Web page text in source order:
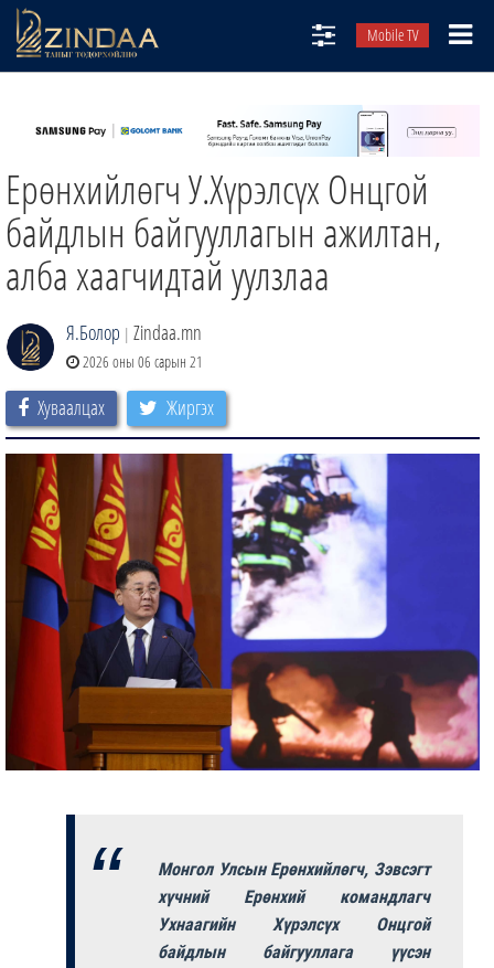
Mobile TV
ТВ8
ӨГЛӨӨНИЙ СОНИН
АУДИО ЗОХИОЛ
ЗИНДАА СЭТГҮҮЛ
Ерөнхийлөгч У.Хүрэлсүх Онцгой
байдлын байгууллагын ажилтан,
алба хаагчидтай уулзлаа
Я.Болор | Zindaa.mn
2026 оны 06 сарын 21
Хуваалцах Жиргэх
Монгол Улсын Ерөнхийлөгч, Зэвсэгт
хүчний Ерөнхий командлагч
Ухнаагийн Хүрэлсүх Онцгой
байдлын байгууллага үүсэн